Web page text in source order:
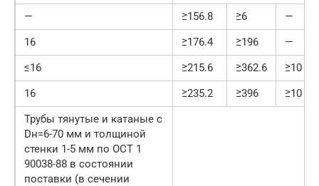
—
≥156.8 ≥6
—
16
≥176.4 ≥196
—
≤16
≥215.6 ≥362.6
≥10
16
≥235.2 ≥396
≥10
Трубы тянутые и катаные с
Dн=6-70 мм и толщиной
стенки 1-5 мм по ОСТ 1
90038-88 в состоянии
поставки (в сечении